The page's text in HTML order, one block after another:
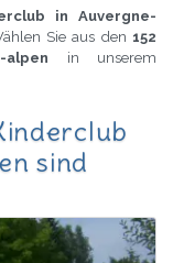
in Auvergne-
Sie aus den 152
in unserem
sind